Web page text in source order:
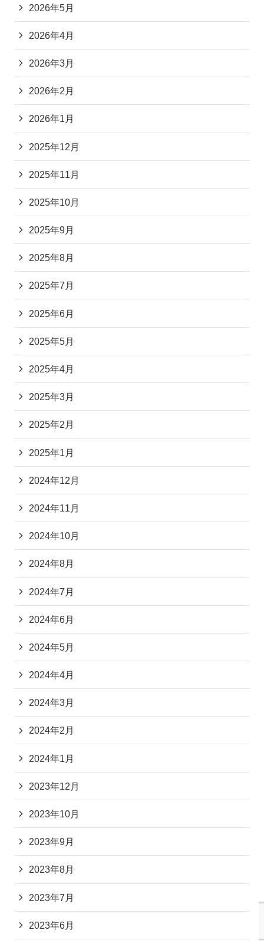
2026年5月
2026年4月
2026年3月
2026年2月
2026年1月
2025年12月
2025年11月
2025年10月
2025年9月
2025年8月
2025年7月
2025年6月
2025年5月
2025年4月
2025年3月
2025年2月
2025年1月
2024年12月
2024年11月
2024年10月
2024年8月
2024年7月
2024年6月
2024年5月
2024年4月
2024年3月
2024年2月
2024年1月
2023年12月
2023年10月
2023年9月
2023年8月
2023年7月
2023年6月